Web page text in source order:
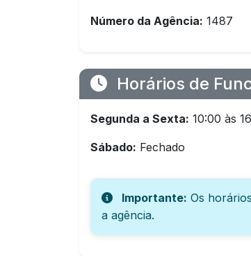
Número da Agência: 1487
Horários de
Segunda a Sexta: 10:00 às
Sábado: Fechado
Importante: Os
a agência.